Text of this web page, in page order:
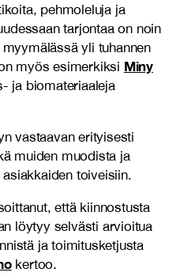
pehmoleluja ja
tarjontaa on noin
yli tuhannen
myös esimerkiksi Miny
ja biomateriaaleja
vastaavan erityisesti
muiden muodista ja
toiveisiin.
että kiinnostusta
löytyy selvästi arvioitua
ja toimitusketjusta
kertoo.